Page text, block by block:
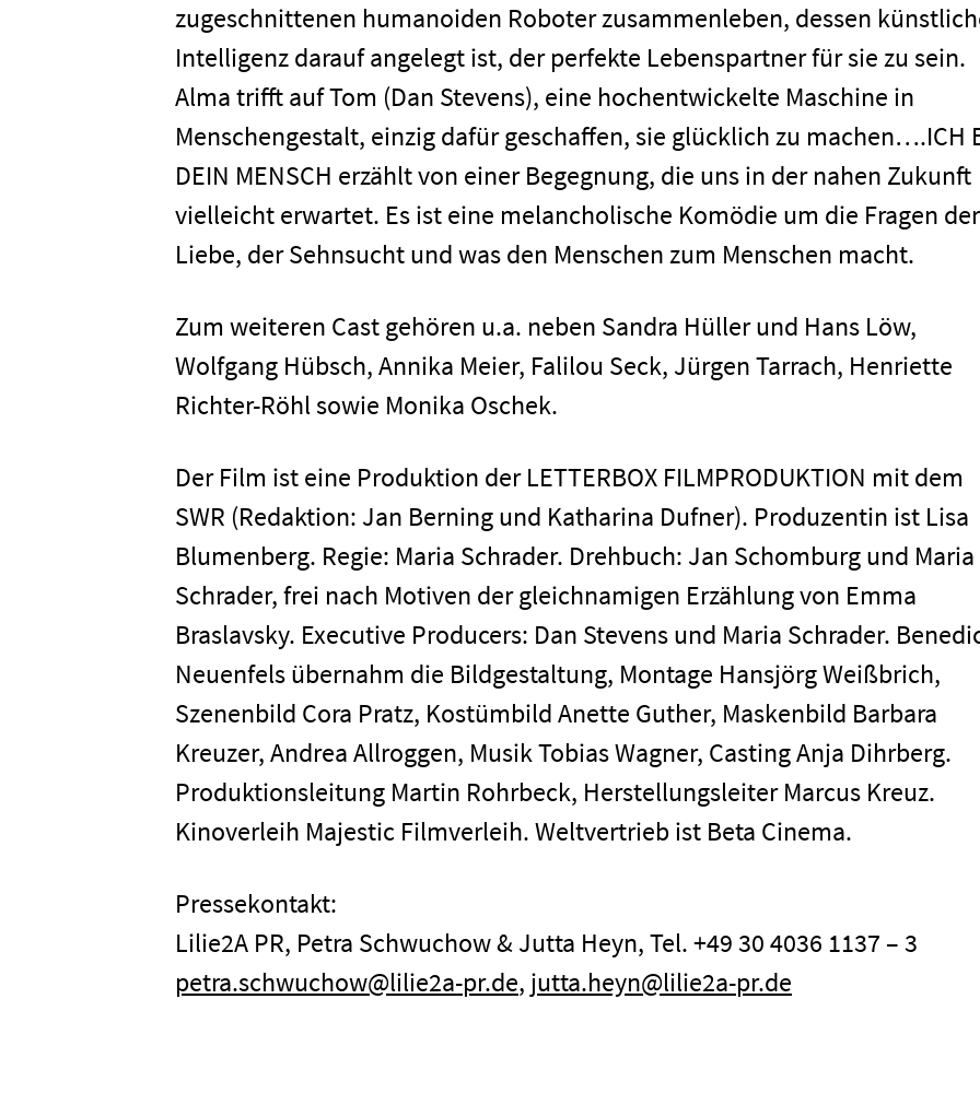
zugeschnittenen humanoiden Roboter zusammenleben, dessen
Intelligenz darauf angelegt ist, der perfekte Lebenspartner für sie zu sein.
Alma trifft auf Tom (Dan Stevens), eine hochentwickelte Maschine in
Menschengestalt, einzig dafür geschaffen, sie glücklich zu machen….ICH
DEIN MENSCH erzählt von einer Begegnung, die uns in der nahen Zukunft
vielleicht erwartet. Es ist eine melancholische Komödie um die Fragen der
Liebe, der Sehnsucht und was den Menschen zum Menschen macht.
Zum weiteren Cast gehören u.a. neben Sandra Hüller und Hans Löw,
Wolfgang Hübsch, Annika Meier, Falilou Seck, Jürgen Tarrach, Henriette
Richter-Röhl sowie Monika Oschek.
Der Film ist eine Produktion der LETTERBOX FILMPRODUKTION mit dem
SWR (Redaktion: Jan Berning und Katharina Dufner). Produzentin ist Lisa
Blumenberg. Regie: Maria Schrader. Drehbuch: Jan Schomburg und Maria
Schrader, frei nach Motiven der gleichnamigen Erzählung von Emma
Braslavsky. Executive Producers: Dan Stevens und Maria Schrader.
Neuenfels übernahm die Bildgestaltung, Montage Hansjörg Weißbrich,
Szenenbild Cora Pratz, Kostümbild Anette Guther, Maskenbild Barbara
Kreuzer, Andrea Allroggen, Musik Tobias Wagner, Casting Anja Dihrberg.
Produktionsleitung Martin Rohrbeck, Herstellungsleiter Marcus Kreuz.
Kinoverleih Majestic Filmverleih. Weltvertrieb ist Beta Cinema.
Pressekontakt:
Lilie2A PR, Petra Schwuchow & Jutta Heyn, Tel. +49 30 4036 1137 – 3
petra.schwuchow@lilie2a-pr.de, jutta.heyn@lilie2a-pr.de
Home
Unternehmen
Karriere
Kontakt
Newsletter Datenschutz Impressum